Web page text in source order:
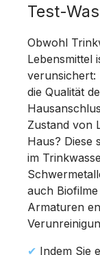
Test-
Obwohl
Lebensmittel
verunsichert:
die Qualität
Zustand von
Haus? Diese
im
auch
Armaturen
✔ Indem Sie